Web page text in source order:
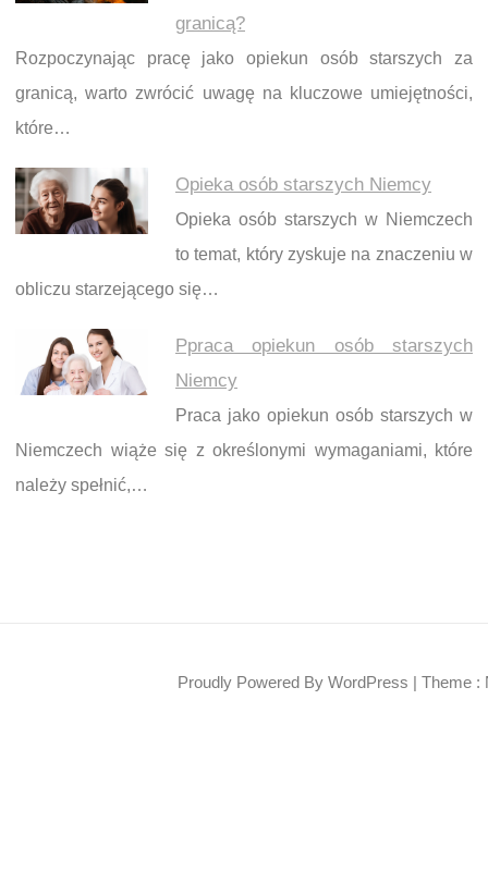
granicą?
Rozpoczynając pracę jako opiekun osób starszych za
granicą, warto zwrócić uwagę na kluczowe umiejętności,
które…
Opieka osób starszych Niemcy
Opieka osób starszych w Niemczech
to temat, który zyskuje na znaczeniu w
obliczu starzejącego się…
Ppraca opiekun osób starszych
Niemcy
Praca jako opiekun osób starszych w
Niemczech wiąże się z określonymi wymaganiami, które
należy spełnić,…
Proudly Powered By WordPress | Theme :